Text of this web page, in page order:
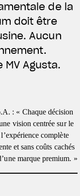
de la
doit être
Aucun
Agusta.
: « Chaque décision
vision centrée sur le
complète
et sans coûts cachés
marque premium. »